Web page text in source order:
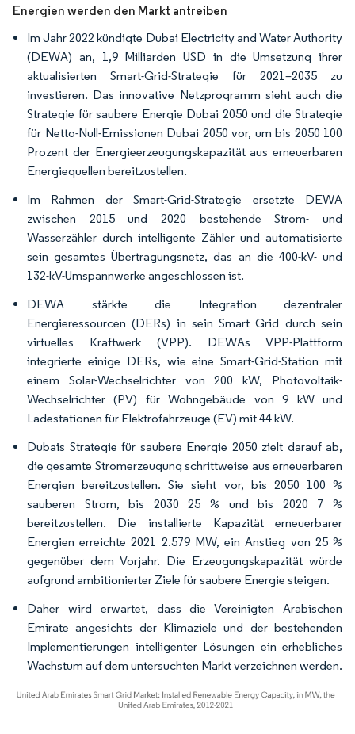
Energien werden den Markt antreiben
Im Jahr 2022 kündigte Dubai Electricity and Water Authority
(DEWA) an, 1,9 Milliarden USD in die Umsetzung ihrer
aktualisierten Smart-Grid-Strategie für 2021–2035 zu
investieren. Das innovative Netzprogramm sieht auch die
Strategie für saubere Energie Dubai 2050 und die Strategie
für Netto-Null-Emissionen Dubai 2050 vor, um bis 2050 100
Prozent der Energieerzeugungskapazität aus erneuerbaren
Energiequellen bereitzustellen.
Im Rahmen der Smart-Grid-Strategie ersetzte DEWA
zwischen 2015 und 2020 bestehende Strom- und
Wasserzähler durch intelligente Zähler und automatisierte
sein gesamtes Übertragungsnetz, das an die 400-kV- und
132-kV-Umspannwerke angeschlossen ist.
DEWA stärkte die Integration dezentraler
Energieressourcen (DERs) in sein Smart Grid durch sein
virtuelles Kraftwerk (VPP). DEWAs VPP-Plattform
integrierte einige DERs, wie eine Smart-Grid-Station mit
einem Solar-Wechselrichter von 200 kW, Photovoltaik-
Wechselrichter (PV) für Wohngebäude von 9 kW und
Ladestationen für Elektrofahrzeuge (EV) mit 44 kW.
Dubais Strategie für saubere Energie 2050 zielt darauf ab,
die gesamte Stromerzeugung schrittweise aus erneuerbaren
Energien bereitzustellen. Sie sieht vor, bis 2050 100 %
sauberen Strom, bis 2030 25 % und bis 2020 7 %
bereitzustellen. Die installierte Kapazität erneuerbarer
Energien erreichte 2021 2.579 MW, ein Anstieg von 25 %
gegenüber dem Vorjahr. Die Erzeugungskapazität würde
aufgrund ambitionierter Ziele für saubere Energie steigen.
Daher wird erwartet, dass die Vereinigten Arabischen
Emirate angesichts der Klimaziele und der bestehenden
Implementierungen intelligenter Lösungen ein erhebliches
Wachstum auf dem untersuchten Markt verzeichnen werden.